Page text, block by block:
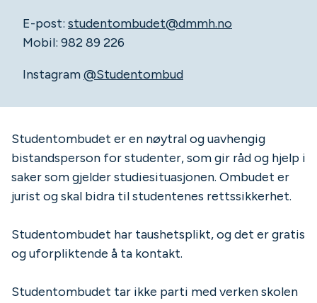
E-post: studentombudet@dmmh.no
Mobil: 982 89 226
Instagram@Studentombud
Studentombudet er en nøytral og uavhengig
bistandsperson for studenter, som gir råd og hjelp i
saker som gjelder studiesituasjonen. Ombudet er
jurist og skal bidra til studentenes rettssikkerhet.
Studentombudet har taushetsplikt, og det er gratis
og uforpliktende å ta kontakt.
Studentombudet tar ikke parti med verken skolen